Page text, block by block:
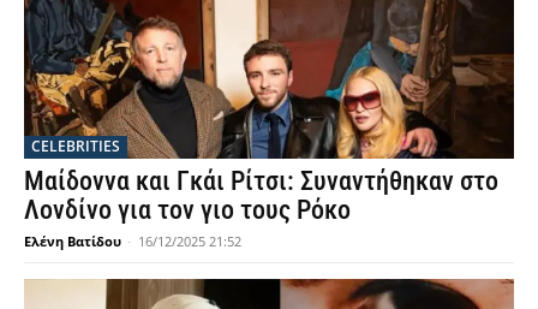
CELEBRITIES
Μαίδοννα και Γκάι Ρίτσι: Συναντήθηκαν στο
Λονδίνο για τον γιο τους Ρόκο
Ελένη Βατίδου - 16/12/2025 21:52